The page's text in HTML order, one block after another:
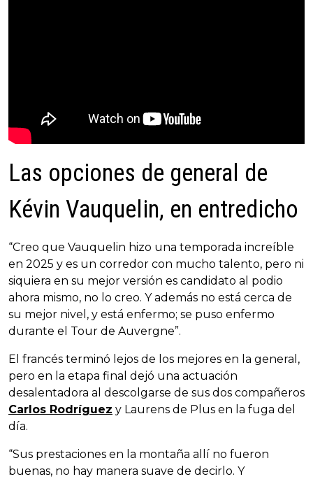
Las opciones de general de
Kévin Vauquelin, en entredicho
“Creo que Vauquelin hizo una temporada increíble
en 2025 y es un corredor con mucho talento, pero ni
siquiera en su mejor versión es candidato al podio
ahora mismo, no lo creo. Y además no está cerca de
su mejor nivel, y está enfermo; se puso enfermo
durante el Tour de Auvergne”.
El francés terminó lejos de los mejores en la general,
pero en la etapa final dejó una actuación
desalentadora al descolgarse de sus dos compañeros
Carlos Rodríguez y Laurens de Plus en la fuga del
día.
“Sus prestaciones en la montaña allí no fueron
buenas, no hay manera suave de decirlo. Y